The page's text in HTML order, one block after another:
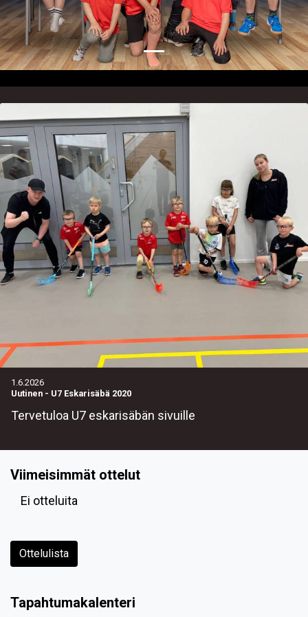
1.6.2026
Uutinen - U7 Eskarisäbä 2020
Tervetuloa U7 eskarisäbän sivuille
Viimeisimmät ottelut
Ei otteluita
Ottelulista
Tapahtumakalenteri